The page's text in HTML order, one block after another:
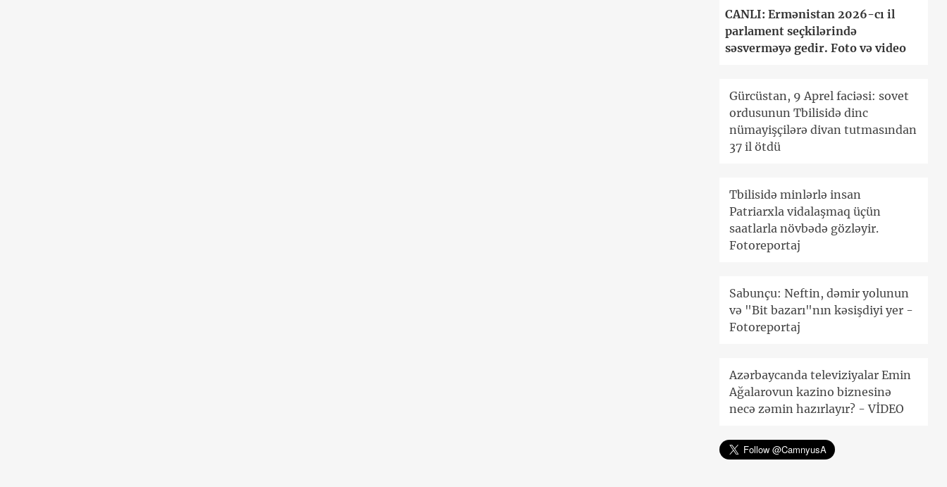
CANLI: Ermənistan 2026-cı il
parlament seçkilərində
səsverməyə gedir. Foto və video
Gürcüstan, 9 Aprel faciəsi: sovet
ordusunun Tbilisidə dinc
nümayişçilərə divan tutmasından
37 il ötdü
Tbilisidə minlərlə insan
Patriarxla vidalaşmaq üçün
saatlarla növbədə gözləyir.
Fotoreportaj
Sabunçu: Neftin, dəmir yolunun
və "Bit bazarı"nın kəsişdiyi yer -
Fotoreportaj
Azərbaycanda televiziyalar Emin
Ağalarovun kazino biznesinə
necə zəmin hazırlayır? - VİDEO